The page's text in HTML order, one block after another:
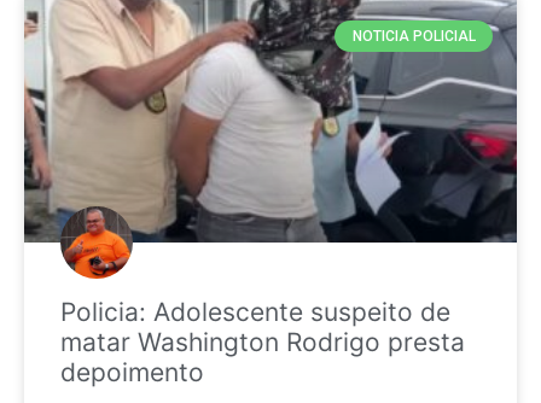
NOTICIA POLICIAL
Policia: Adolescente suspeito de
matar Washington Rodrigo presta
depoimento